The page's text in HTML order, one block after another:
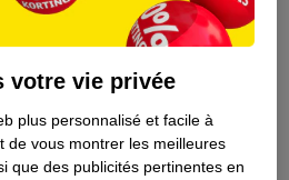
votre vie privée
plus personnalisé et facile à
de vous montrer les meilleures
que des publicités pertinentes en